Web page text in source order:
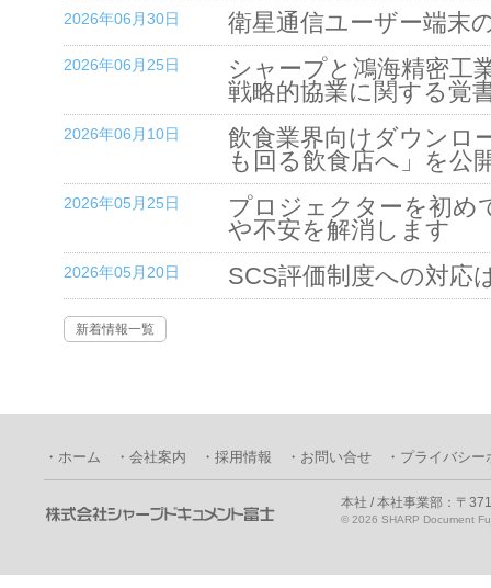
2026年06月30日 衛星通信ユーザー端末
2026年06月25日
シャープと鴻海精密工
戦略的協業に関する覚
2026年06月10日
飲食業界向けダウンロ
も回る飲食店へ」を公
2026年05月25日
プロジェクターを初め
や不安を解消します
2026年05月20日 SCS評価制度への対応
新着情報一覧
・ホーム ・会社案内 ・採用情報 ・お問い合せ ・プライバシ
本社 / 本社事業部：〒
© 2026 SHARP Document